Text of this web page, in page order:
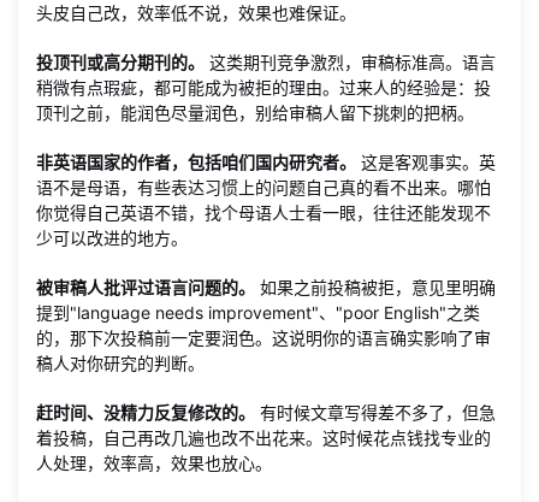
头皮自己改，效率低不说，效果也难保证。
投顶刊或高分期刊的。
这类期刊竞争激烈，审稿标准高。语言
稍微有点瑕疵，都可能成为被拒的理由。过来人的经验是：投
顶刊之前，能润色尽量润色，别给审稿人留下挑刺的把柄。
非英语国家的作者，包括咱们国内研究者。
这是客观事实。英
语不是母语，有些表达习惯上的问题自己真的看不出来。哪怕
你觉得自己英语不错，找个母语人士看一眼，往往还能发现不
少可以改进的地方。
被审稿人批评过语言问题的。
如果之前投稿被拒，意见里明确
提到"language needs improvement"、"poor English"之类
的，那下次投稿前一定要润色。这说明你的语言确实影响了审
稿人对你研究的判断。
赶时间、没精力反复修改的。
有时候文章写得差不多了，但急
着投稿，自己再改几遍也改不出花来。这时候花点钱找专业的
人处理，效率高，效果也放心。